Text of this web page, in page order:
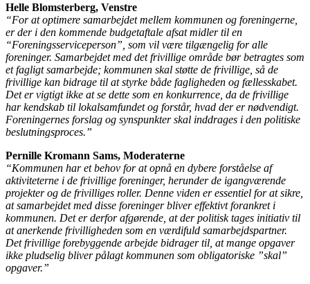
Helle Blomsterberg, Venstre
“For at optimere samarbejdet mellem kommunen og foreningerne,
er der i den kommende budgetaftale afsat midler til en
“Foreningsserviceperson”, som vil være tilgængelig for alle
foreninger. Samarbejdet med det frivillige område bør betragtes som
et fagligt samarbejde; kommunen skal støtte de frivillige, så de
frivillige kan bidrage til at styrke både fagligheden og fællesskabet.
Det er vigtigt ikke at se dette som en konkurrence, da de frivillige
har kendskab til lokalsamfundet og forstår, hvad der er nødvendigt.
Foreningernes forslag og synspunkter skal inddrages i den politiske
beslutningsproces.”
Pernille Kromann Sams, Moderaterne
“Kommunen har et behov for at opnå en dybere forståelse af
aktiviteterne i de frivillige foreninger, herunder de igangværende
projekter og de frivilliges roller. Denne viden er essentiel for at sikre,
at samarbejdet med disse foreninger bliver effektivt forankret i
kommunen. Det er derfor afgørende, at der politisk tages initiativ til
at anerkende frivilligheden som en værdifuld samarbejdspartner.
Det frivillige forebyggende arbejde bidrager til, at mange opgaver
ikke pludselig bliver pålagt kommunen som obligatoriske ”skal”
opgaver.”